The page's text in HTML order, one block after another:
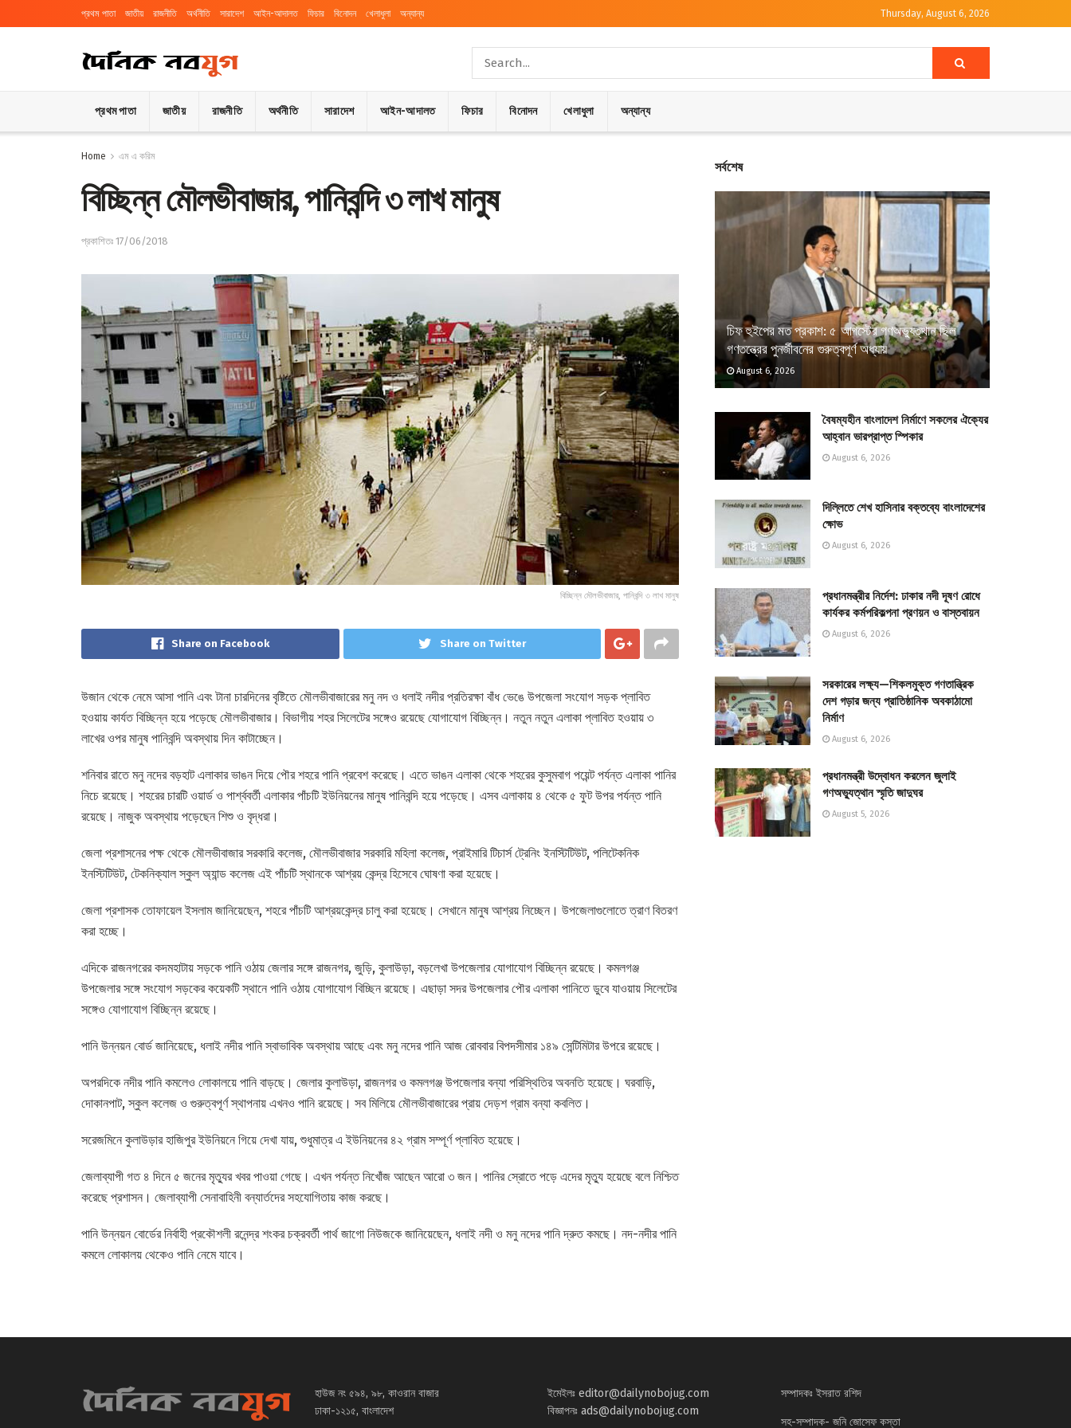
প্রথম পাতা জাতীয় রাজনীতি অর্থনীতি সারাদেশ আইন-আদালত ফিচার বিনোদন খেলাধুলা অন্যান্য Thursday, August 6, 2026
প্রথম পাতা জাতীয় রাজনীতি অর্থনীতি সারাদেশ আইন-আদালত ফিচার বিনোদন খেলাধুলা অন্যান্য
Home এম এ করিম
বিচ্ছিন্ন মৌলভীবাজার, পানিবন্দি ৩ লাখ মানুষ
প্রকাশিতঃ 17/06/2018
বিচ্ছিন্ন মৌলভীবাজার, পানিবন্দি ৩ লাখ মানুষ
Share on Facebook Share on Twitter
উজান থেকে নেমে আসা পানি এবং টানা চারদিনের বৃষ্টিতে মৌলভীবাজারের মনু নদ ও ধলাই নদীর প্রতিরক্ষা বাঁধ ভেঙে উপজেলা সংযোগ সড়ক প্লাবিত
হওয়ায় কার্যত বিচ্ছিন্ন হয়ে পড়েছে মৌলভীবাজার। বিভাগীয় শহর সিলেটের সঙ্গেও রয়েছে যোগাযোগ বিচ্ছিন্ন। নতুন নতুন এলাকা প্লাবিত হওয়ায় ৩
লাখের ওপর মানুষ পানিবন্দি অবস্থায় দিন কাটাচ্ছেন।
শনিবার রাতে মনু নদের বড়হাট এলাকার ভাঙন দিয়ে পৌর শহরে পানি প্রবেশ করেছে। এতে ভাঙন এলাকা থেকে শহরের কুসুমবাগ পয়েন্ট পর্যন্ত এলাকা পানির
নিচে রয়েছে। শহরের চারটি ওয়ার্ড ও পার্শ্ববর্তী এলাকার পাঁচটি ইউনিয়নের মানুষ পানিবন্দি হয়ে পড়েছে। এসব এলাকায় ৪ থেকে ৫ ফুট উপর পর্যন্ত পানি
রয়েছে। নাজুক অবস্থায় পড়েছেন শিশু ও বৃদ্ধরা।
জেলা প্রশাসনের পক্ষ থেকে মৌলভীবাজার সরকারি কলেজ, মৌলভীবাজার সরকারি মহিলা কলেজ, প্রাইমারি টিচার্স ট্রেনিং ইনস্টিটিউট, পলিটেকনিক
ইনস্টিটিউট, টেকনিক্যাল স্কুল অ্যান্ড কলেজ এই পাঁচটি স্থানকে আশ্রয় কেন্দ্র হিসেবে ঘোষণা করা হয়েছে।
জেলা প্রশাসক তোফায়েল ইসলাম জানিয়েছেন, শহরে পাঁচটি আশ্রয়কেন্দ্র চালু করা হয়েছে। সেখানে মানুষ আশ্রয় নিচ্ছেন। উপজেলাগুলোতে ত্রাণ বিতরণ
করা হচ্ছে।
এদিকে রাজনগরের কদমহাটায় সড়কে পানি ওঠায় জেলার সঙ্গে রাজনগর, জুড়ি, কুলাউড়া, বড়লেখা উপজেলার যোগাযোগ বিচ্ছিন্ন রয়েছে। কমলগঞ্জ
উপজেলার সঙ্গে সংযোগ সড়কের কয়েকটি স্থানে পানি ওঠায় যোগাযোগ বিচ্ছিন রয়েছে। এছাড়া সদর উপজেলার পৌর এলাকা পানিতে ডুবে যাওয়ায় সিলেটের
সঙ্গেও যোগাযোগ বিচ্ছিন্ন রয়েছে।
পানি উন্নয়ন বোর্ড জানিয়েছে, ধলাই নদীর পানি স্বাভাবিক অবস্থায় আছে এবং মনু নদের পানি আজ রোববার বিপদসীমার ১৪৯ সেন্টিমিটার উপরে রয়েছে।
অপরদিকে নদীর পানি কমলেও লোকালয়ে পানি বাড়ছে। জেলার কুলাউড়া, রাজনগর ও কমলগঞ্জ উপজেলার বন্যা পরিস্থিতির অবনতি হয়েছে। ঘরবাড়ি,
দোকানপাট, স্কুল কলেজ ও গুরুত্বপূর্ণ স্থাপনায় এখনও পানি রয়েছে। সব মিলিয়ে মৌলভীবাজারের প্রায় দেড়শ গ্রাম বন্যা কবলিত।
সরেজমিনে কুলাউড়ার হাজিপুর ইউনিয়নে গিয়ে দেখা যায়, শুধুমাত্র এ ইউনিয়নের ৪২ গ্রাম সম্পূর্ণ প্লাবিত হয়েছে।
জেলাব্যাপী গত ৪ দিনে ৫ জনের মৃত্যুর খবর পাওয়া গেছে। এখন পর্যন্ত নিখোঁজ আছেন আরো ৩ জন। পানির স্রোতে পড়ে এদের মৃত্যু হয়েছে বলে নিশ্চিত
করেছে প্রশাসন। জেলাব্যাপী সেনাবাহিনী বন্যার্তদের সহযোগিতায় কাজ করছে।
পানি উন্নয়ন বোর্ডের নির্বাহী প্রকৌশলী রনেন্দ্র শংকর চক্রবর্তী পার্থ জাগো নিউজকে জানিয়েছেন, ধলাই নদী ও মনু নদের পানি দ্রুত কমছে। নদ-নদীর পানি
কমলে লোকালয় থেকেও পানি নেমে যাবে।
সর্বশেষ
চিফ হুইপের মত প্রকাশ: ৫ আগস্টের গণঅভ্যুত্থান ছিল
গণতন্ত্রের পুনর্জীবনের গুরুত্বপূর্ণ অধ্যায়
August 6, 2026
বৈষম্যহীন বাংলাদেশ নির্মাণে সকলের ঐক্যের
আহ্বান ভারপ্রাপ্ত স্পিকার
August 6, 2026
দিল্লিতে শেখ হাসিনার বক্তব্যে বাংলাদেশের
ক্ষোভ
August 6, 2026
প্রধানমন্ত্রীর নির্দেশ: ঢাকার নদী দূষণ রোধে
কার্যকর কর্মপরিকল্পনা প্রণয়ন ও বাস্তবায়ন
August 6, 2026
সরকারের লক্ষ্য—শিকলমুক্ত গণতান্ত্রিক
দেশ গড়ার জন্য প্রাতিষ্ঠানিক অবকাঠামো
নির্মাণ
August 6, 2026
প্রধানমন্ত্রী উদ্বোধন করলেন জুলাই
গণঅভ্যুত্থান স্মৃতি জাদুঘর
August 5, 2026
হাউজ নং ৫৯৪, ৯৮, কাওরান বাজার
ঢাকা-১২১৫, বাংলাদেশ
ইমেইলঃ editor@dailynobojug.com
বিজ্ঞাপনঃ ads@dailynobojug.com
সম্পাদকঃ ইসরাত রশিদ
সহ-সম্পাদক- জনি জোসেফ কস্তা